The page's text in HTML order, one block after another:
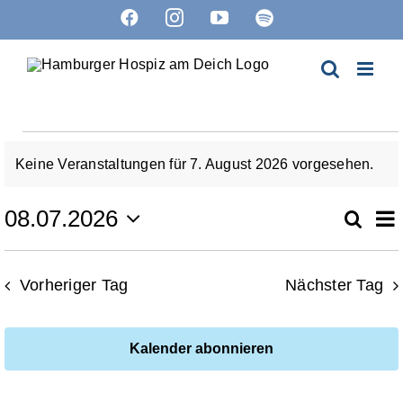
springen
FacebookInstagram
YouTube
Spotify
Veranstaltungen
für
7.
August
2026
Keine Veranstaltungen für 7. August 2026 vorgesehen.
und
Suche
Tag
08.07.2026
Datum
Vorheriger Tag Nächster Tag
Kalender abonnieren